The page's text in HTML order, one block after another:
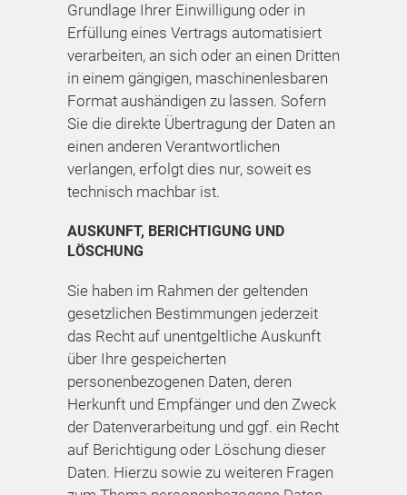
Grundlage Ihrer Einwilligung oder in
Erfüllung eines Vertrags automatisiert
verarbeiten, an sich oder an einen Dritten
in einem gängigen, maschinenlesbaren
Format aushändigen zu lassen. Sofern
Sie die direkte Übertragung der Daten an
einen anderen Verantwortlichen
verlangen, erfolgt dies nur, soweit es
technisch machbar ist.
AUSKUNFT, BERICHTIGUNG UND
LÖSCHUNG
Sie haben im Rahmen der geltenden
gesetzlichen Bestimmungen jederzeit
das Recht auf unentgeltliche Auskunft
über Ihre gespeicherten
personenbezogenen Daten, deren
Herkunft und Empfänger und den Zweck
der Datenverarbeitung und ggf. ein Recht
auf Berichtigung oder Löschung dieser
Daten. Hierzu sowie zu weiteren Fragen